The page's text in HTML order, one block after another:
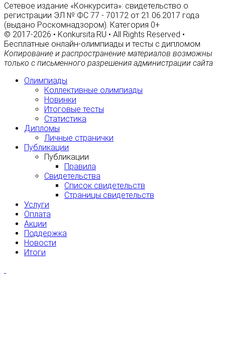
Сетевое издание «Конкурсита»: свидетельство о
регистрации ЭЛ № ФС 77 - 70172 от 21.06.2017 года
(выдано Роскомнадзором). Категория 0+
© 2017-2026 • Konkursita.RU • All Rights Reserved •
Бесплатные онлайн-олимпиады и тесты с дипломом
Копирование и распространение материалов возможны
только с письменного разрешения администрации сайта
Олимпиады
Коллективные олимпиады
Новинки
Итоговые тесты
Статистика
Дипломы
Личные странички
Публикации
Публикации
Правила
Свидетельства
Список свидетельств
Страницы свидетельств
Услуги
Оплата
Акции
Поддержка
Новости
Итоги